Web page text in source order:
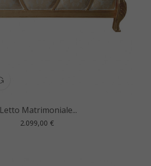
Letto Matrimoniale...
Prezzo
2.099,00 €